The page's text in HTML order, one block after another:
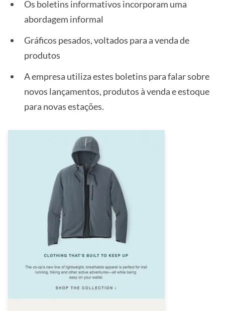
Os boletins informativos incorporam uma
abordagem informal
Gráficos pesados, voltados para a venda de
produtos
A empresa utiliza estes boletins para falar sobre
novos lançamentos, produtos à venda e estoque
para novas estações.